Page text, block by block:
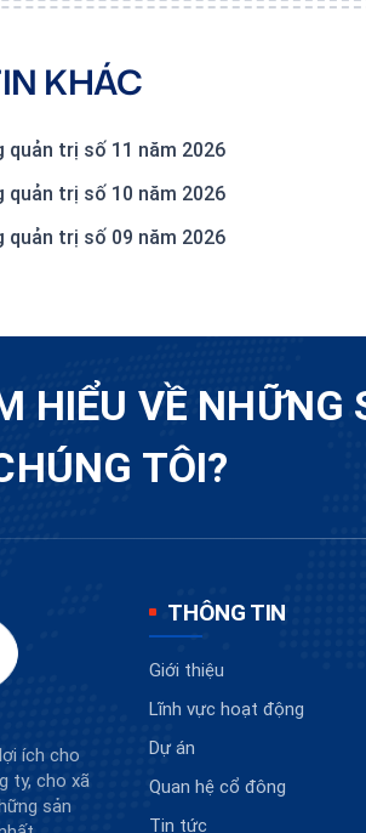
KHÁC
quản trị số 11 năm 2026
quản trị số 10 năm 2026
quản trị số 09 năm 2026
HIỂU VỀ NHỮNG
TÔI?
ích cho
ty, cho xã
sản
THÔNG TIN
Giới thiệu
Lĩnh vực hoạt động
Dự án
Quan hệ cổ đông
Tin tức